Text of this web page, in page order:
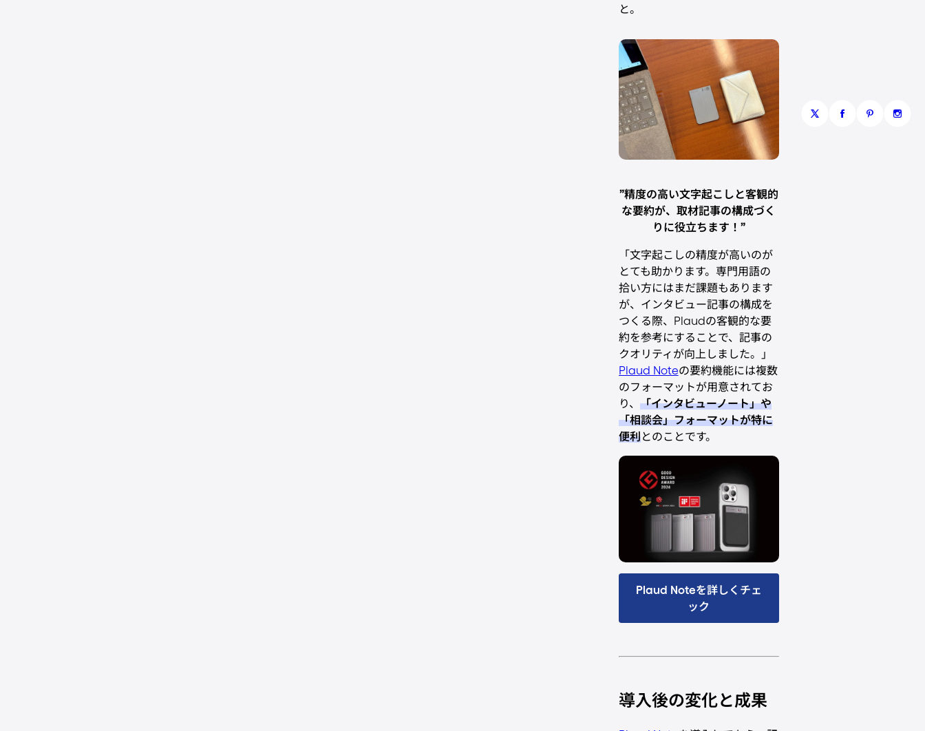
と。
”精度の高い文字起こしと客観的
な要約が、取材記事の構成づく
りに役立ちます！”
「文字起こしの精度が高いのが
とても助かります。専門用語の
拾い方にはまだ課題もあります
が、インタビュー記事の構成を
つくる際、Plaudの客観的な要
約を参考にすることで、記事の
クオリティが向上しました。」
Plaud Noteの要約機能には複数
のフォーマットが用意されてお
り、 「インタビューノート」や
「相談会」フォーマットが特に
便利とのことです。
Plaud Noteを詳しくチェ
ック
導入後の変化と成果